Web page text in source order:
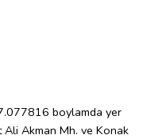
boylamda yer
Akman Mh. ve Konak